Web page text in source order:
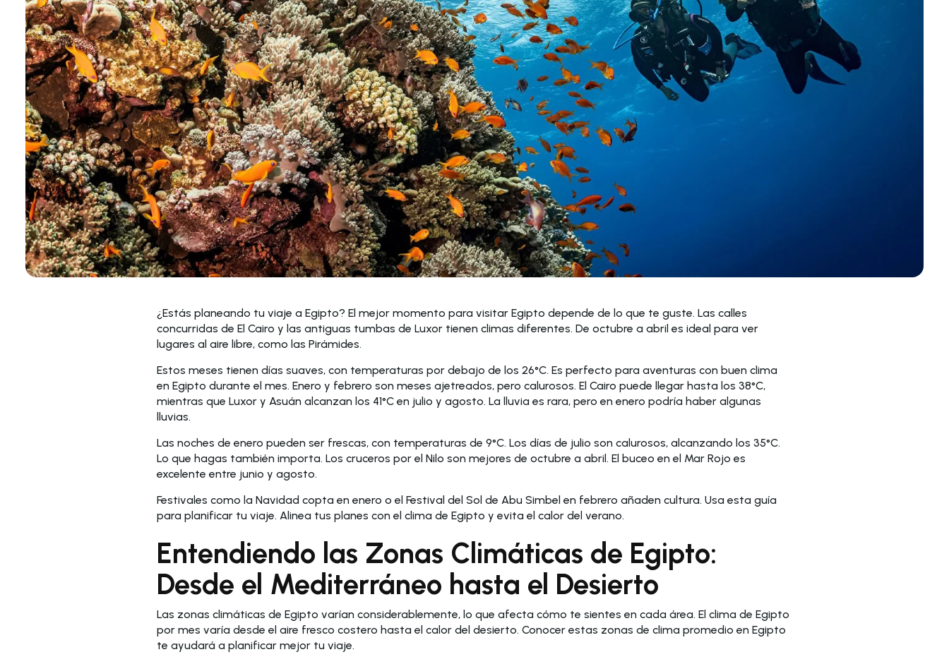
¿Estás planeando tu viaje a Egipto? El mejor momento para visitar Egipto depende de lo que te guste. Las calles
concurridas de El Cairo y las antiguas tumbas de Luxor tienen climas diferentes. De octubre a abril es ideal para ver
lugares al aire libre, como las Pirámides.
Estos meses tienen días suaves, con temperaturas por debajo de los 26°C. Es perfecto para aventuras con buen clima
en Egipto durante el mes. Enero y febrero son meses ajetreados, pero calurosos. El Cairo puede llegar hasta los 38°C,
mientras que Luxor y Asuán alcanzan los 41°C en julio y agosto. La lluvia es rara, pero en enero podría haber algunas
lluvias.
Las noches de enero pueden ser frescas, con temperaturas de 9°C. Los días de julio son calurosos, alcanzando los 35°C.
Lo que hagas también importa. Los cruceros por el Nilo son mejores de octubre a abril. El buceo en el Mar Rojo es
excelente entre junio y agosto.
Festivales como la Navidad copta en enero o el Festival del Sol de Abu Simbel en febrero añaden cultura. Usa esta guía
para planificar tu viaje. Alinea tus planes con el clima de Egipto y evita el calor del verano.
Entendiendo las Zonas Climáticas de Egipto:
Desde el Mediterráneo hasta el Desierto
Las zonas climáticas de Egipto varían considerablemente, lo que afecta cómo te sientes en cada área. El clima de Egipto
por mes varía desde el aire fresco costero hasta el calor del desierto. Conocer estas zonas de clima promedio en Egipto
te ayudará a planificar mejor tu viaje.